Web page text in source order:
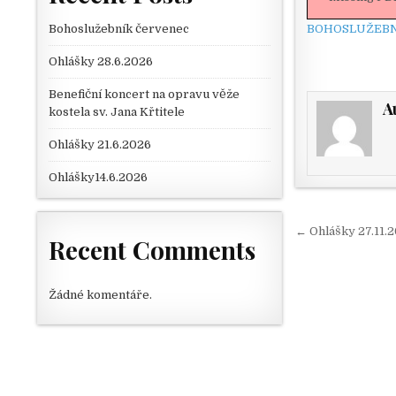
← Ohlášky
Bohoslužebník červenec
Ohlášky 28.6.2026
Benefiční koncert na opravu věže
kostela sv. Jana Křtitele
Ohlášky 21.6.2026
Ohlášky14.6.2026
Recent Comments
Žádné komentáře.